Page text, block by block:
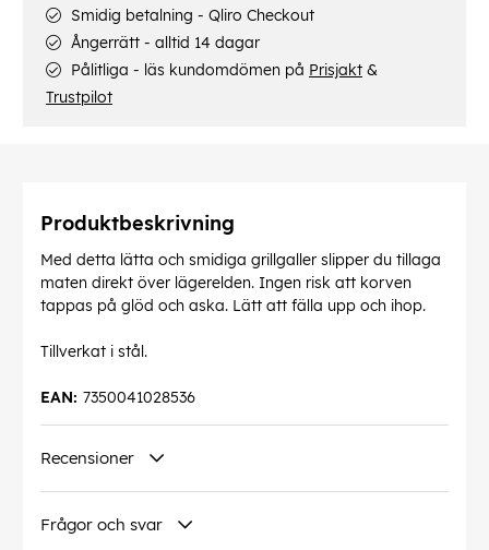
Smidig betalning - Qliro Checkout
Ångerrätt - alltid 14 dagar
Pålitliga - läs kundomdömen på Prisjakt &
Trustpilot
Produktbeskrivning
Med detta lätta och smidiga grillgaller slipper du tillaga
maten direkt över lägerelden. Ingen risk att korven
tappas på glöd och aska. Lätt att fälla upp och ihop.
Tillverkat i stål.
7350041028536
EAN:
Recensioner
Frågor och svar